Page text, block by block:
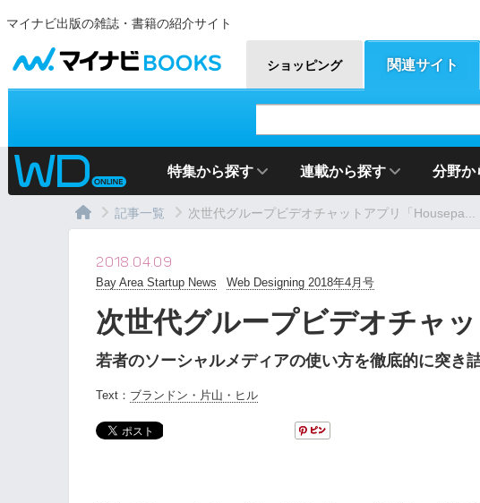
マイナビ出版の雑誌・書籍の紹介サイト
マイナビBOOKS
ショッピング 関連サイト
特集から探す 連載から探す 分野か
記事一覧 次世代グループビデオチャットアプリ「Housepa...
2018.04.09
Bay Area Startup News Web Designing 2018年4月号
次世代グループビデオチャ
若者のソーシャルメディアの使い方を徹底的に突き
Text： ブランドン・片山・ヒル